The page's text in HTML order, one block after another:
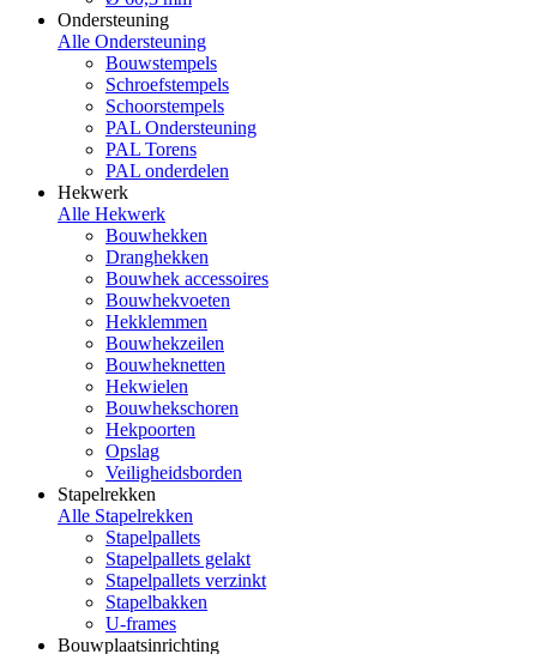
Ondersteuning
Alle Ondersteuning
Bouwstempels
Schroefstempels
Schoorstempels
PAL Ondersteuning
PAL Torens
PAL onderdelen
Hekwerk
Alle Hekwerk
Bouwhekken
Dranghekken
Bouwhek accessoires
Bouwhekvoeten
Hekklemmen
Bouwhekzeilen
Bouwheknetten
Hekwielen
Bouwhekschoren
Hekpoorten
Opslag
Veiligheidsborden
Stapelrekken
Alle Stapelrekken
Stapelpallets
Stapelpallets gelakt
Stapelpallets verzinkt
Stapelbakken
U-frames
Bouwplaatsinrichting